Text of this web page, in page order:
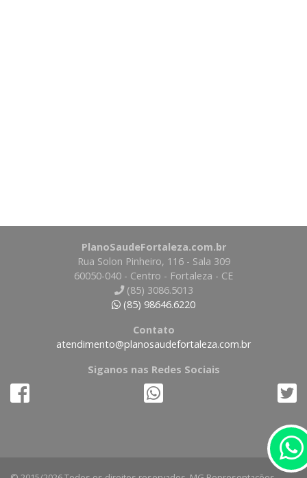
PlanoSaudeFortaleza.com.br
Rua Solon Pinheiro, 116 - Sala 309
60050-040 - Centro - Fortaleza - CE
(85) 3086.5013
(85) 98646.6220
Contato
atendimento@planosaudefortaleza.com.br
Siganos nas Redes Sociais